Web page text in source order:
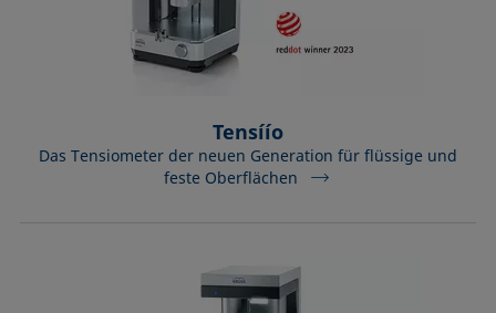
Tensíío
Das Tensiometer der neuen Generation für flüssige und
feste Oberflächen